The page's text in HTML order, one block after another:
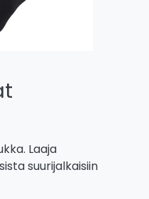
Laaja
suurijalkaisiin